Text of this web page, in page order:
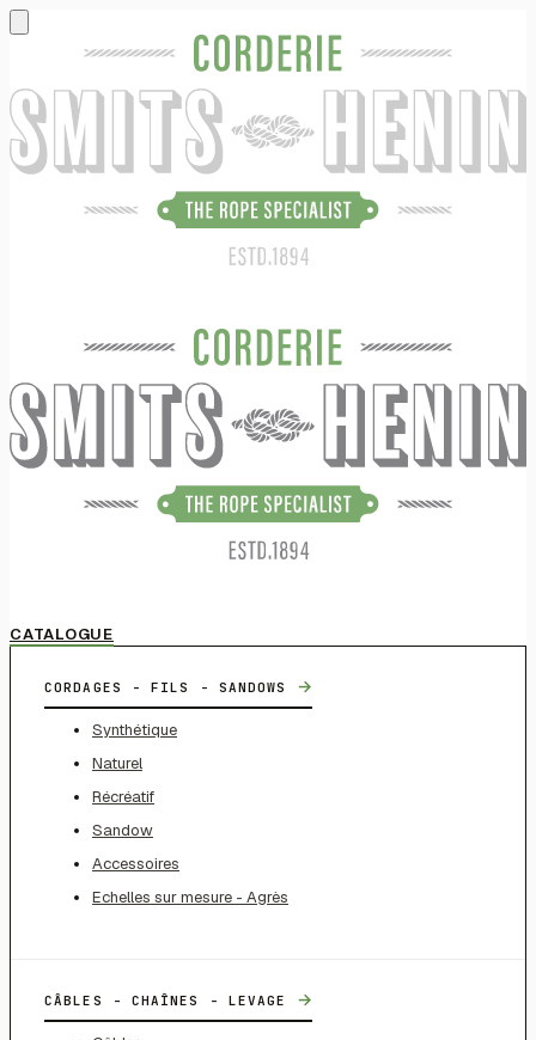
CATALOGUE
CORDAGES - FILS - SANDOWS →
Synthétique
Naturel
Récréatif
Sandow
Accessoires
Echelles sur mesure - Agrès
CÂBLES - CHAÎNES - LEVAGE →